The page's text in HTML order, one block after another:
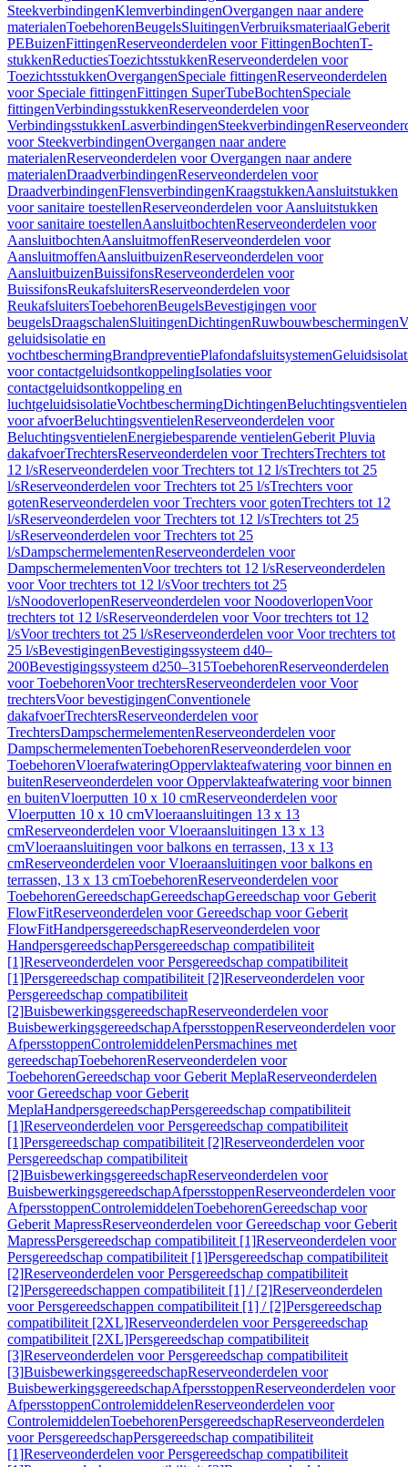
SteekverbindingenKlemverbindingenOvergangen naar andere
materialenToebehorenBeugelsSluitingenVerbruiksmateriaalGeberit
PEBuizenFittingenReserveonderdelen voor FittingenBochtenT-
stukkenReductiesToezichtsstukkenReserveonderdelen voor
ToezichtsstukkenOvergangenSpeciale fittingenReserveonderdelen
voor Speciale fittingenFittingen SuperTubeBochtenSpeciale
fittingenVerbindingsstukkenReserveonderdelen voor
VerbindingsstukkenLasverbindingenSteekverbindingen
voor SteekverbindingenOvergangen naar andere
materialenReserveonderdelen voor Overgangen naar andere
materialenDraadverbindingenReserveonderdelen voor
DraadverbindingenFlensverbindingenKraagstukkenAansluitstukken
voor sanitaire toestellenReserveonderdelen voor Aansluitstukken
voor sanitaire toestellenAansluitbochtenReserveonderdelen voor
AansluitbochtenAansluitmoffenReserveonderdelen voor
AansluitmoffenAansluitbuizenReserveonderdelen voor
AansluitbuizenBuissifonsReserveonderdelen voor
BuissifonsReukafsluitersReserveonderdelen voor
ReukafsluitersToebehorenBeugelsBevestigingen voor
beugelsDraagschalenSluitingenDichtingenRuwbouwbeschermingen
geluidsisolatie en
vochtbeschermingBrandpreventiePlafondafsluitsystemen
voor contactgeluidsontkoppelingIsolaties voor
contactgeluidsontkoppeling en
luchtgeluidsisolatieVochtbeschermingDichtingenBeluchtingsventielen
voor afvoerBeluchtingsventielenReserveonderdelen voor
BeluchtingsventielenEnergiebesparende ventielenGeberit Pluvia
dakafvoerTrechtersReserveonderdelen voor TrechtersTrechters tot
12 l/sReserveonderdelen voor Trechters tot 12 l/sTrechters tot 25
l/sReserveonderdelen voor Trechters tot 25 l/sTrechters voor
gotenReserveonderdelen voor Trechters voor gotenTrechters tot 12
l/sReserveonderdelen voor Trechters tot 12 l/sTrechters tot 25
l/sReserveonderdelen voor Trechters tot 25
l/sDampschermelementenReserveonderdelen voor
DampschermelementenVoor trechters tot 12 l/sReserveonderdelen
voor Voor trechters tot 12 l/sVoor trechters tot 25
l/sNoodoverlopenReserveonderdelen voor NoodoverlopenVoor
trechters tot 12 l/sReserveonderdelen voor Voor trechters tot 12
l/sVoor trechters tot 25 l/sReserveonderdelen voor Voor trechters tot
25 l/sBevestigingenBevestigingssysteem d40–
200Bevestigingssysteem d250–315ToebehorenReserveonderdelen
voor ToebehorenVoor trechtersReserveonderdelen voor Voor
trechtersVoor bevestigingenConventionele
dakafvoerTrechtersReserveonderdelen voor
TrechtersDampschermelementenReserveonderdelen voor
DampschermelementenToebehorenReserveonderdelen voor
ToebehorenVloerafwateringOppervlakteafwatering voor binnen en
buitenReserveonderdelen voor Oppervlakteafwatering voor binnen
en buitenVloerputten 10 x 10 cmReserveonderdelen voor
Vloerputten 10 x 10 cmVloeraansluitingen 13 x 13
cmReserveonderdelen voor Vloeraansluitingen 13 x 13
cmVloeraansluitingen voor balkons en terrassen, 13 x 13
cmReserveonderdelen voor Vloeraansluitingen voor balkons en
terrassen, 13 x 13 cmToebehorenReserveonderdelen voor
ToebehorenGereedschapGereedschapGereedschap voor Geberit
FlowFitReserveonderdelen voor Gereedschap voor Geberit
FlowFitHandpersgereedschapReserveonderdelen voor
HandpersgereedschapPersgereedschap compatibiliteit
[1]Reserveonderdelen voor Persgereedschap compatibiliteit
[1]Persgereedschap compatibiliteit [2]Reserveonderdelen voor
Persgereedschap compatibiliteit
[2]BuisbewerkingsgereedschapReserveonderdelen voor
BuisbewerkingsgereedschapAfpersstoppenReserveonderdelen voor
AfpersstoppenControlemiddelenPersmachines met
gereedschapToebehorenReserveonderdelen voor
ToebehorenGereedschap voor Geberit MeplaReserveonderdelen
voor Gereedschap voor Geberit
MeplaHandpersgereedschapPersgereedschap compatibiliteit
[1]Reserveonderdelen voor Persgereedschap compatibiliteit
[1]Persgereedschap compatibiliteit [2]Reserveonderdelen voor
Persgereedschap compatibiliteit
[2]BuisbewerkingsgereedschapReserveonderdelen voor
BuisbewerkingsgereedschapAfpersstoppenReserveonderdelen voor
AfpersstoppenControlemiddelenToebehorenGereedschap voor
Geberit MapressReserveonderdelen voor Gereedschap voor Geberit
MapressPersgereedschap compatibiliteit [1]Reserveonderdelen voor
Persgereedschap compatibiliteit [1]Persgereedschap compatibiliteit
[2]Reserveonderdelen voor Persgereedschap compatibiliteit
[2]Persgereedschappen compatibiliteit [1] / [2]Reserveonderdelen
voor Persgereedschappen compatibiliteit [1] / [2]Persgereedschap
compatibiliteit [2XL]Reserveonderdelen voor Persgereedschap
compatibiliteit [2XL]Persgereedschap compatibiliteit
[3]Reserveonderdelen voor Persgereedschap compatibiliteit
[3]BuisbewerkingsgereedschapReserveonderdelen voor
BuisbewerkingsgereedschapAfpersstoppenReserveonderdelen voor
AfpersstoppenControlemiddelenReserveonderdelen voor
ControlemiddelenToebehorenPersgereedschapReserveonderdelen
voor PersgereedschapPersgereedschap compatibiliteit
[1]Reserveonderdelen voor Persgereedschap compatibiliteit